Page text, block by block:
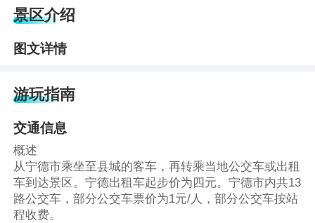
景区介绍
图文详情
游玩指南
交通信息
概述
从宁德市乘坐至县城的客车，再转乘当地公交车或出租
车到达景区。宁德出租车起步价为四元。宁德市内共13
路公交车，部分公交车票价为1元/人，部分公交车按站
程收费。